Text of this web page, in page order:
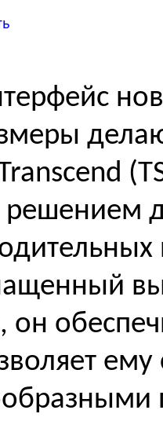
ему